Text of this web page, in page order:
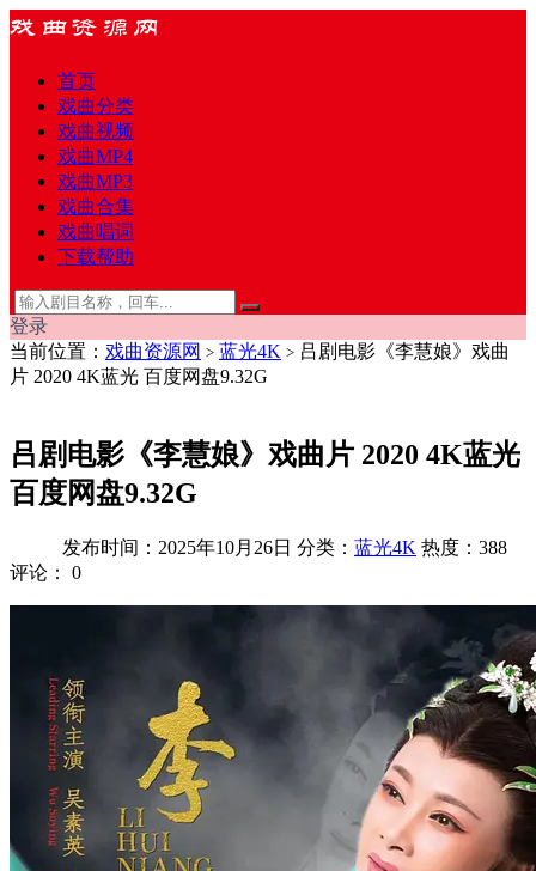
首页
戏曲分类
戏曲视频
戏曲MP4
戏曲MP3
戏曲合集
戏曲唱词
下载帮助
登录
当前位置： 戏曲资源网 > 蓝光4K > 吕剧电影《李慧娘》戏曲
片 2020 4K蓝光 百度网盘9.32G
吕剧电影《李慧娘》戏曲片 2020 4K蓝光
百度网盘9.32G
发布时间：2025年10月26日 分类： 蓝光4K 热度：388
评论：
0